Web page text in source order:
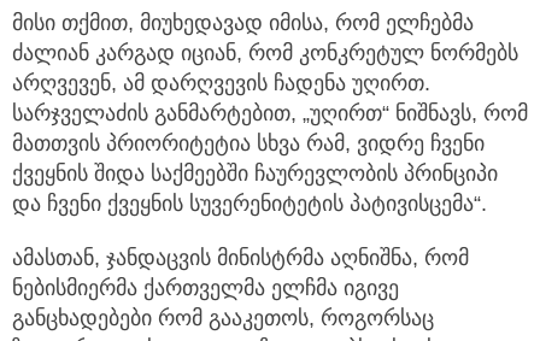
მისი თქმით, მიუხედავად იმისა, რომ ელჩებმა
ძალიან კარგად იციან, რომ კონკრეტულ ნორმებს
არღვევენ, ამ დარღვევის ჩადენა უღირთ.
სარჯველაძის განმარტებით, „უღირთ“ ნიშნავს, რომ
მათთვის პრიორიტეტია სხვა რამ, ვიდრე ჩვენი
ქვეყნის შიდა საქმეებში ჩაურევლობის პრინციპი
და ჩვენი ქვეყნის სუვერენიტეტის პატივისცემა“.
ამასთან, ჯანდაცვის მინისტრმა აღნიშნა, რომ
ნებისმიერმა ქართველმა ელჩმა იგივე
განცხადებები რომ გააკეთოს, როგორსაც